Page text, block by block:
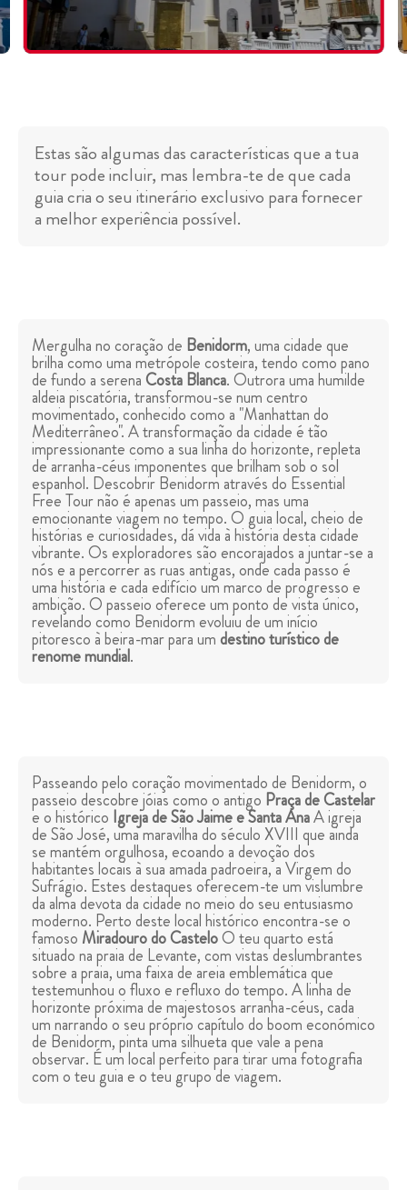
Estas são algumas das características que a tua
tour pode incluir, mas lembra-te de que cada
guia cria o seu itinerário exclusivo para fornecer
a melhor experiência possível.
Mergulha no coração de Benidorm, uma cidade que
brilha como uma metrópole costeira, tendo como pano
de fundo a serenaCosta Blanca. Outrora uma humilde
aldeia piscatória, transformou-se num centro
movimentado, conhecido como a "Manhattan do
Mediterrâneo". A transformação da cidade é tão
impressionante como a sua linha do horizonte, repleta
de arranha-céus imponentes que brilham sob o sol
espanhol. Descobrir Benidorm através do Essential
Free Tour não é apenas um passeio, mas uma
emocionante viagem no tempo. O guia local, cheio de
histórias e curiosidades, dá vida à história desta cidade
vibrante. Os exploradores são encorajados a juntar-se a
nós e a percorrer as ruas antigas, onde cada passo é
uma história e cada edifício um marco de progresso e
ambição. O passeio oferece um ponto de vista único,
revelando como Benidorm evoluiu de um início
pitoresco à beira-mar para umdestino turístico de
renome mundial.
Passeando pelo coração movimentado de Benidorm, o
passeio descobre jóias como o antigo Praça de Castelar
e o histórico Igreja de São Jaime e Santa AnaA igreja
de São José, uma maravilha do século XVIII que ainda
se mantém orgulhosa, ecoando a devoção dos
habitantes locais à sua amada padroeira, a Virgem do
Sufrágio. Estes destaques oferecem-te um vislumbre
da alma devota da cidade no meio do seu entusiasmo
moderno. Perto deste local histórico encontra-se o
famoso Miradouro do CasteloO teu quarto está
situado na praia de Levante, com vistas deslumbrantes
sobre a praia, uma faixa de areia emblemática que
testemunhou o fluxo e refluxo do tempo. A linha de
horizonte próxima de majestosos arranha-céus, cada
um narrando o seu próprio capítulo do boom económico
de Benidorm, pinta uma silhueta que vale a pena
observar. É um local perfeito para tirar uma fotografia
com o teu guia e o teu grupo de viagem.